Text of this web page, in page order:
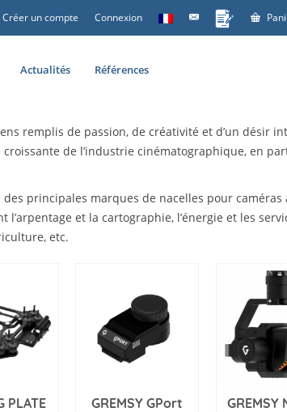
Créer un compte Connexion
Actualités Références
remplis de passion, de créativité et d’un désir
de l’industrie cinématographique, en
des principales marques de nacelles pour caméras
et la cartographie, l’énergie et les
etc.
PLATE
GREMSY GPort
GREMSY